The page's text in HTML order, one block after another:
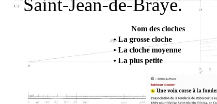
Saint-Jean-de-Braye.
Nom des cloches
• La grosse cloche
• La cloche moyenne
• La plus petite